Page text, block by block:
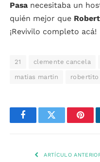
Pasa necesitaba un
quién mejor que
¡Revivilo completo acá!
21 clemente cancela
matias martin robertito
FacebookTwitter
ARTÍCULO